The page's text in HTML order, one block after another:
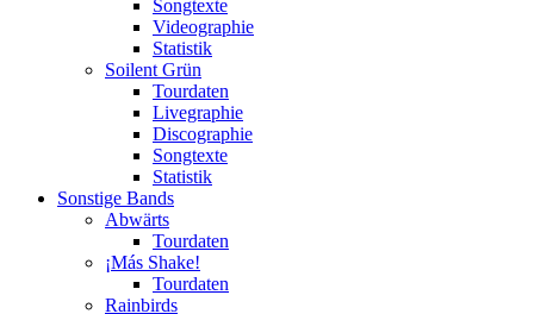
Songtexte
Videographie
Statistik
Soilent Grün
Tourdaten
Livegraphie
Discographie
Songtexte
Statistik
Sonstige Bands
Abwärts
Tourdaten
¡Más Shake!
Tourdaten
Rainbirds